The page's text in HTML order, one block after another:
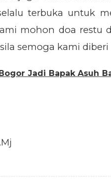
terbuka untuk
mohon doa restu
semoga kami
Jadi Bapak Asuh